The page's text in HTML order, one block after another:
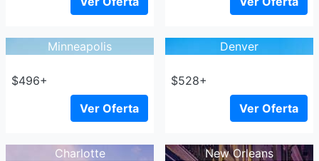
Minneapolis
$496+
Ver Oferta
Denver
$528+
Ver Oferta
Charlotte New Orleans